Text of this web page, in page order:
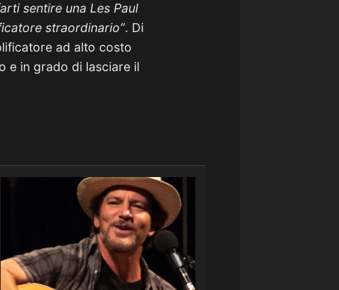
sentire una Les Paul
straordinario”. Di
ad alto costo
e in grado di lasciare il